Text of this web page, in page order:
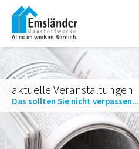
aktuelle Veranstaltungen
Das sollten Sie nicht verpassen...